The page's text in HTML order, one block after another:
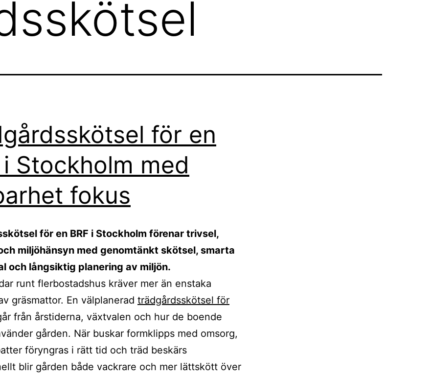
för en
i Stockholm med
fokus
för en BRF i Stockholm förenar trivsel,
miljöhänsyn med genomtänkt skötsel, smarta
och långsiktig planering av miljön.
runt flerbostadshus kräver mer än enstaka
gräsmattor. En välplanerad trädgårdsskötsel för
från årstiderna, växtvalen och hur de boende
gården. När buskar formklipps med omsorg,
föryngras i rätt tid och träd beskärs
blir gården både vackrare och mer lättskött över